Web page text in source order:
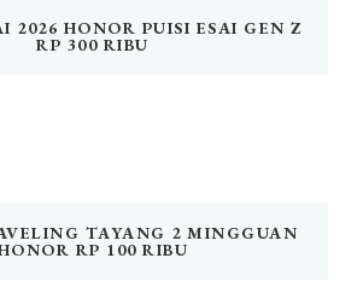
2026 HONOR PUISI ESAI GEN Z
RP 300 RIBU
TAYANG 2 MINGGUAN
RP 100 RIBU